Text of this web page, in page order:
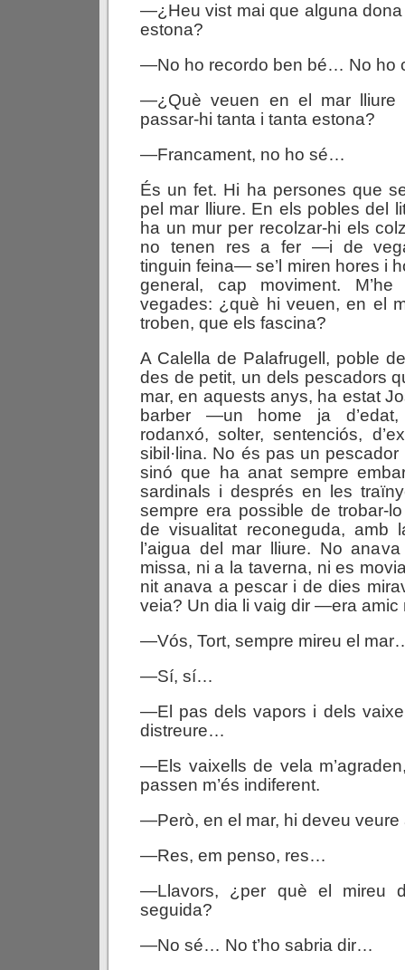
—¿Heu vist mai que alguna
estona?
—No ho recordo ben bé… No ho
—¿Què veuen en el mar lliure
passar-hi tanta i tanta estona?
—Francament, no ho sé…
És un fet. Hi ha persones que
pel mar lliure. En els pobles del
ha un mur per recolzar-hi els
no tenen res a fer —i de
tinguin feina— se’l miren hores i
general, cap moviment. M’he
vegades: ¿què hi veuen, en el
troben, que els fascina?
A Calella de Palafrugell, poble
des de petit, un dels pescadors
mar, en aquests anys, ha estat
barber —un home ja d’edat,
rodanxó, solter, sentenciós,
sibil·lina. No és pas un
sinó que ha anat sempre
sardinals i després en les
sempre era possible de trobar-
de visualitat reconeguda, amb
l’aigua del mar lliure. No
missa, ni a la taverna, ni es
nit anava a pescar i de dies
veia? Un dia li vaig dir —era
—Vós, Tort, sempre mireu el
—Sí, sí…
—El pas dels vapors i dels
distreure…
—Els vaixells de vela
passen m’és indiferent.
—Però, en el mar, hi deveu
—Res, em penso, res…
—Llavors, ¿per què el mireu
seguida?
—No sé… No t’ho sabria dir…